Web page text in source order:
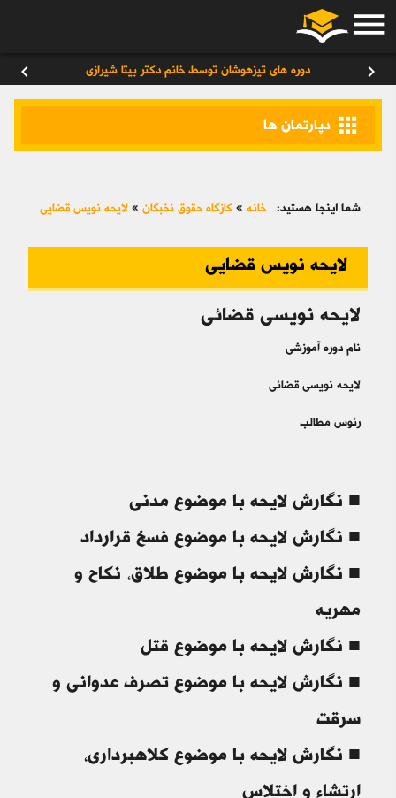
menu
chevron_right دوره های تیزهوشان توسط خانم دکتر بیتا شیرازی chevron_left
apps دپارتمان ها
شما اینجا هستید: خانه » کازگاه حقوق نخبگان » لایحه نویس قضایی
لایحه نویس قضایی
لایحه نویسی قضائی
نام دوره آموزشی
لایحه نویسی قضائی
رئوس مطالب
■ نگارش لایحه با موضوع مدنی
■ نگارش لایحه با موضوع فسخ قرارداد
■ نگارش لایحه با موضوع طلاق، نکاح و
مهریه
■ نگارش لایحه با موضوع قتل
■ نگارش لایحه با موضوع تصرف عدوانی و
سرقت
■ نگارش لایحه با موضوع کلاهبرداری،
ارتشاء و اختلاس